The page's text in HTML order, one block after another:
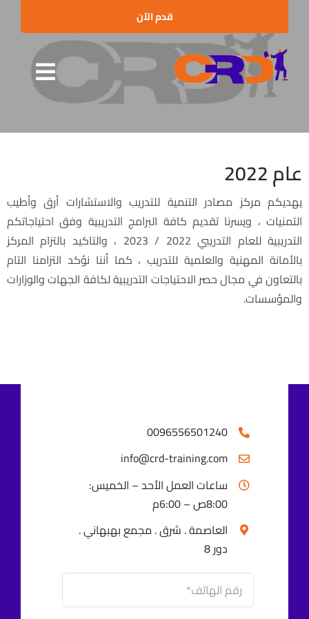
content
قدم الآن
الرئيسية
من نحن
الإستشارات
العملاء والشراكات
الأخبار
عام 2022
يهديكم مركز مصادر التنمية للتدريب والاستشارات أرق وأطيب
التمنيات ، ويسرنا تقديم كافة البرامج التدريبية وفق احتياجاتكم
التدريبية للعام التدريبي 2022 / 2023 ، والتاكيد بالتزام المركز
بالأمانة المهنية والعلمية للتدريب ، كما أننا نؤكد التزامنا التام
بالتعاون في مجال حصر الاحتياجات التدريبية لكافة الجهات والوزارات
والمؤسسات.
0096556501240⁩
info@crd-training.com
ساعات العمل الأحد – الخميس:
8:00ص – 6:00م
العاصمة . شرق . مجمع بهبهاني .
دور 8